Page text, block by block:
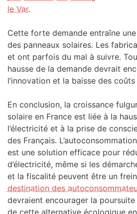
le Var.
Cette forte demande entraîne
des panneaux solaires. Les
et ont parfois du mal à suivre.
hausse de la demande devrait
l’innovation et la baisse des
En conclusion, la croissance
solaire en France est liée à la
l’électricité et à la prise de
des Français.
est une solution efficace pour
d’électricité, même si les
et la fiscalité peuvent être un
destination des
devraient encourager la
de cette alternative écologique